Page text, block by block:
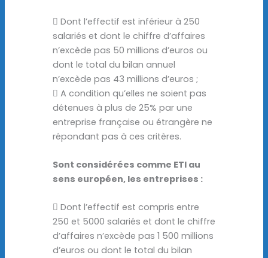
 Dont l’effectif est inférieur à 250
salariés et dont le chiffre d’affaires
n’excède pas 50 millions d’euros ou
dont le total du bilan annuel
n’excède pas 43 millions d’euros ;
 A condition qu’elles ne soient pas
détenues à plus de 25% par une
entreprise française ou étrangère ne
répondant pas à ces critères.
Sont considérées comme ETI au
sens européen, les entreprises :
 Dont l’effectif est compris entre
250 et 5000 salariés et dont le chiffre
d’affaires n’excède pas 1 500 millions
d’euros ou dont le total du bilan